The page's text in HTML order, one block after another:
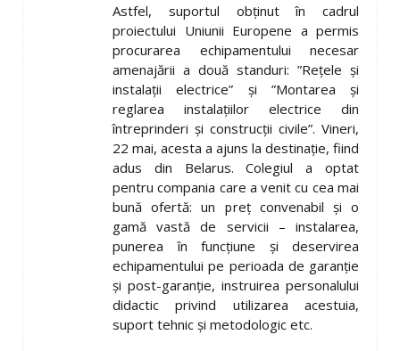
Astfel, suportul obținut în cadrul
proiectului Uniunii Europene a permis
procurarea echipamentului necesar
amenajării a două standuri: ”Rețele și
instalații electrice” și ”Montarea și
reglarea instalațiilor electrice din
întreprinderi și construcții civile”. Vineri,
22 mai, acesta a ajuns la destinație, fiind
adus din Belarus. Colegiul a optat
pentru compania care a venit cu cea mai
bună ofertă: un preț convenabil și o
gamă vastă de servicii – instalarea,
punerea în funcțiune și deservirea
echipamentului pe perioada de garanție
și post-garanție, instruirea personalului
didactic privind utilizarea acestuia,
suport tehnic și metodologic etc.